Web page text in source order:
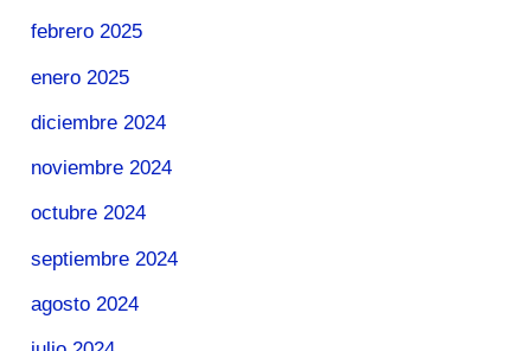
febrero 2025
enero 2025
diciembre 2024
noviembre 2024
octubre 2024
septiembre 2024
agosto 2024